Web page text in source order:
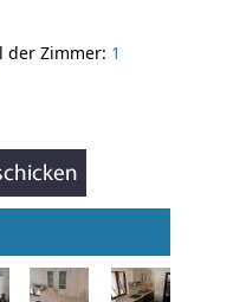
der Zimmer: 1